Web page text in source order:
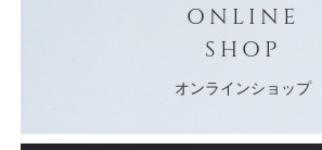
ONLINE
SHOP
オンラインショップ